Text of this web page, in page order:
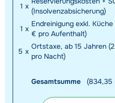
1 x
(Insolvenzabsicherung)
1 x
Endreinigung exkl.
€ pro Aufenthalt)
5 x
Ortstaxe, ab 15 Jahren
pro Nacht)
Gesamtsumme (834,35